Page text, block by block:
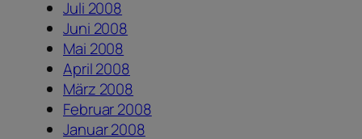
Juli 2008
Juni 2008
Mai 2008
April 2008
März 2008
Februar 2008
Januar 2008